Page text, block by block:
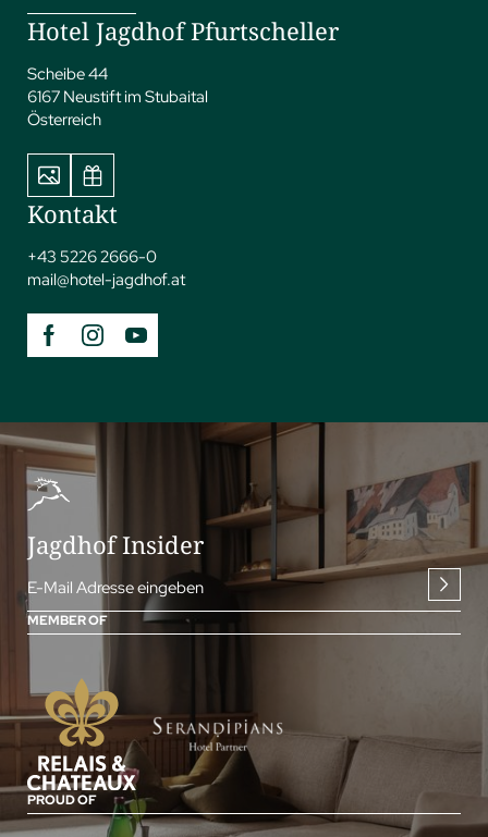
Hotel Jagdhof Pfurtscheller
Scheibe 44
6167 Neustift im Stubaital
Österreich
Kontakt
+43 5226 2666-0
mail@hotel-jagdhof.at
Jagdhof Insider
E-Mail Adresse eingeben
MEMBER OF
PROUD OF